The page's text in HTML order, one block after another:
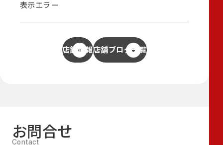
表示エラー
店舗情報店舗ブログ一覧
お問合せ